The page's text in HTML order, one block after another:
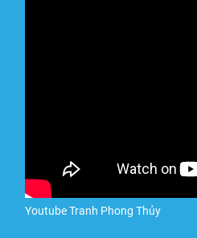
Youtube Tranh Phong Thủy